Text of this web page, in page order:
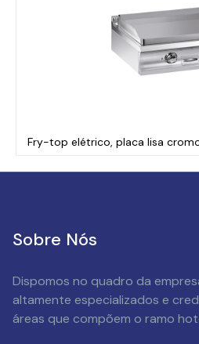
Fry-top elétrico, placa lisa
Sobre Nós
Dispomos no quadro da
altamente especializados e
áreas que compõem o ramo